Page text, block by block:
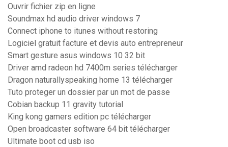
Ouvrir fichier zip en ligne
Soundmax hd audio driver windows 7
Connect iphone to itunes without restoring
Logiciel gratuit facture et devis auto entrepreneur
Smart gesture asus windows 10 32 bit
Driver amd radeon hd 7400m series télécharger
Dragon naturallyspeaking home 13 télécharger
Tuto proteger un dossier par un mot de passe
Cobian backup 11 gravity tutorial
King kong gamers edition pc télécharger
Open broadcaster software 64 bit télécharger
Ultimate boot cd usb iso